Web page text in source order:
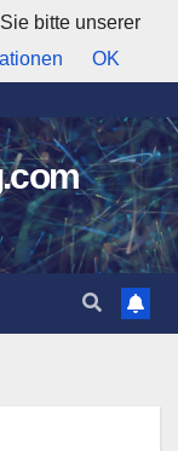
bitte unserer
OK